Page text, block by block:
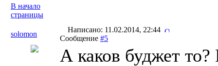
В начало
страницы
solomon
Написано: 11.02.2014, 22:44
Сообщение #5
А каков буджет